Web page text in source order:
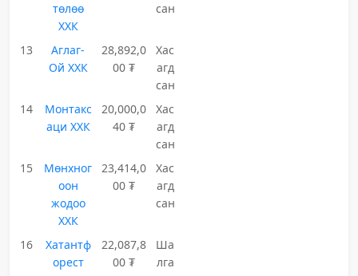
төлөө
ХХК
сан
13
Аглаг-
Ой ХХК
28,892,0
00 ₮
Хас
агд
сан
14
Монтакс
аци ХХК
20,000,0
40 ₮
Хас
агд
сан
15
Мөнхног
оон
жодоо
ХХК
23,414,0
00 ₮
Хас
агд
сан
16
Хатантф
орест
22,087,8
00 ₮
Ша
лга